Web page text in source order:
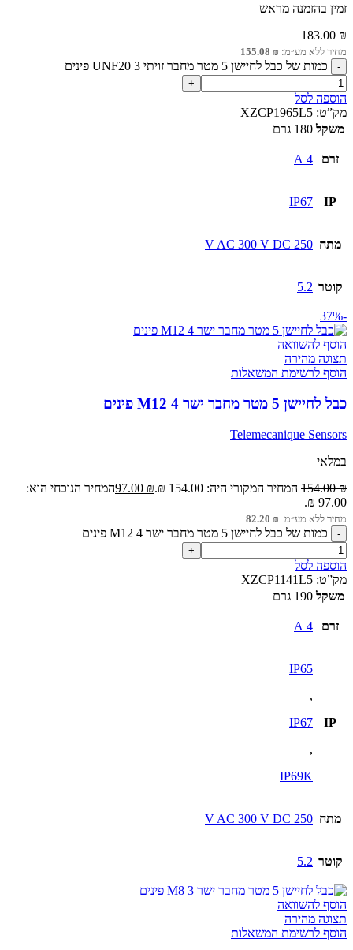
זמין בהזמנה מראש
183.00 ₪
מחיר ללא מע״מ: 155.08 ₪
כמות של כבל לחיישן 5 מטר מחבר זויתי UNF20 3 פינים
הוספה לסל
מק”ט: XZCP1965L5
משקל 180 גרם
זרם 4 A
IP
IP67
מתח 250 V AC 300 V DC
קוטר 5.2
-37%
הוסף להשוואה
תצוגה מהירה
הוסף לרשימת המשאלות
כבל לחיישן 5 מטר מחבר ישר M12 4 פינים
Telemecanique Sensors
במלאי
154.00₪ המחיר המקורי היה: 154.00 ₪. 97.00 ₪
המחיר הנוכחי הוא:
97.00 ₪.
מחיר ללא מע״מ: 82.20 ₪
כמות של כבל לחיישן 5 מטר מחבר ישר M12 4 פינים
הוספה לסל
מק”ט: XZCP1141L5
משקל 190 גרם
זרם 4 A
IP
IP65
,
IP67
,
IP69K
מתח 250 V AC 300 V DC
קוטר 5.2
הוסף להשוואה
תצוגה מהירה
הוסף לרשימת המשאלות